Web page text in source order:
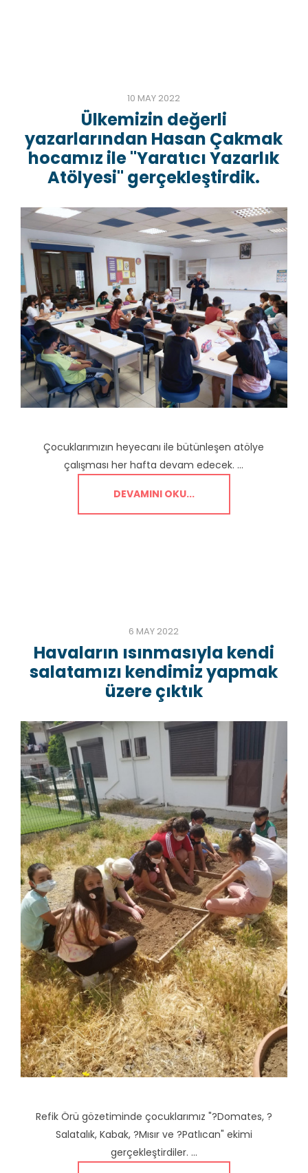
10 MAY 2022
Ülkemizin değerli
yazarlarından Hasan Çakmak
hocamız ile "Yaratıcı Yazarlık
Atölyesi" gerçekleştirdik.
Çocuklarımızın heyecanı ile bütünleşen atölye
çalışması her hafta devam edecek. ...
DEVAMINI OKU...
6 MAY 2022
Havaların ısınmasıyla kendi
salatamızı kendimiz yapmak
üzere çıktık
Refik Örü gözetiminde çocuklarımız "?Domates, ?
Salatalık, Kabak, ?Mısır ve ?Patlıcan" ekimi
gerçekleştirdiler. ...